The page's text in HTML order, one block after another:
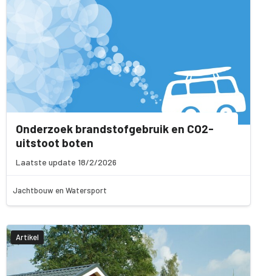
Onderzoek brandstofgebruik en CO2-
uitstoot boten
Laatste update 18/2/2026
Jachtbouw en Watersport
Artikel